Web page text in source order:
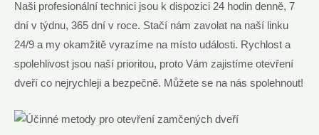
Naši profesionální technici jsou k dispozici 24 hodin denně, 7
dní v týdnu, 365 dní v roce. Stačí nám zavolat na naší linku
24/9 a my okamžitě vyrazíme na místo události. Rychlost a
spolehlivost jsou naší prioritou, proto Vám zajistíme otevření
dveří co nejrychleji a bezpečně. Můžete se na nás spolehnout!